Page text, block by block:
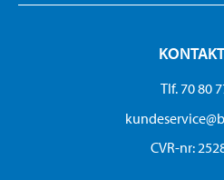
Tlf. 70 80
CVR-nr: